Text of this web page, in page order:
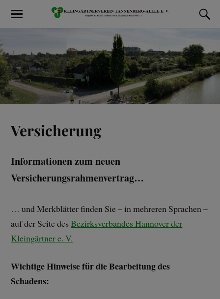
Versicherung
Informationen zum neuen
Versicherungsrahmenvertrag…
… und Merkblätter finden Sie – in mehreren Sprachen –
auf der Seite desBezirksverbandes Hannover der
Kleingärtner e. V.
Wichtige Hinweise für die Bearbeitung des
Schadens: